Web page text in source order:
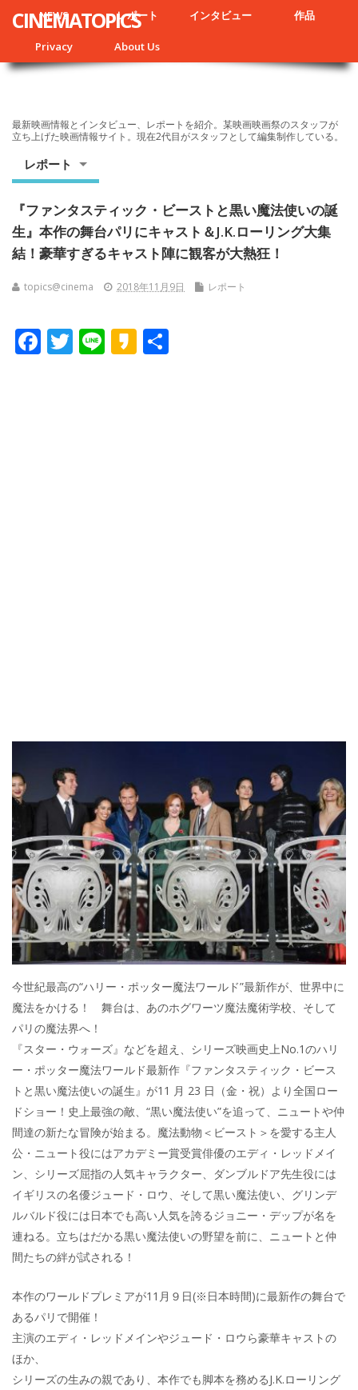
NEWS レポート インタビュー 作品
Privacy About Us
CINEMATOPICS
最新映画情報とインタビュー、レポートを紹介。某映画映画祭のスタッフが
立ち上げた映画情報サイト。現在2代目がスタッフとして編集制作している。
レポート
『ファンタスティック・ビーストと黒い魔法使いの誕
生』本作の舞台パリにキャスト＆J.K.ローリング大集
結！豪華すぎるキャスト陣に観客が大熱狂！
topics@cinema 2018年11月9日 レポート
F T Li K
今世紀最高の“ハリー・ポッター魔法ワールド”最新作が、世界中に
魔法をかける！ 舞台は、あのホグワーツ魔法魔術学校、そして
パリの魔法界へ！
『スター・ウォーズ』などを超え、シリーズ映画史上No.1のハリ
ー・ポッター魔法ワールド最新作『ファンタスティック・ビース
トと黒い魔法使いの誕生』が11 月 23 日（金・祝）より全国ロー
ドショー！史上最強の敵、“黒い魔法使い”を追って、ニュートや仲
間達の新たな冒険が始まる。魔法動物＜ビースト＞を愛する主人
公・ニュート役にはアカデミー賞受賞俳優のエディ・レッドメイ
ン、シリーズ屈指の人気キャラクター、ダンブルドア先生役には
イギリスの名優ジュード・ロウ、そして黒い魔法使い、グリンデ
ルバルド役には日本でも高い人気を誇るジョニー・デップが名を
連ねる。立ちはだかる黒い魔法使いの野望を前に、ニュートと仲
間たちの絆が試される！
本作のワールドプレミアが11月９日(※日本時間)に最新作の舞台で
あるパリで開催！
主演のエディ・レッドメインやジュード・ロウら豪華キャストの
ほか、
シリーズの生みの親であり、本作でも脚本を務めるJ.K.ローリング